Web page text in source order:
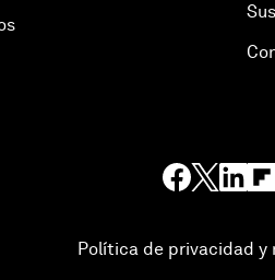
Política de privacidad y